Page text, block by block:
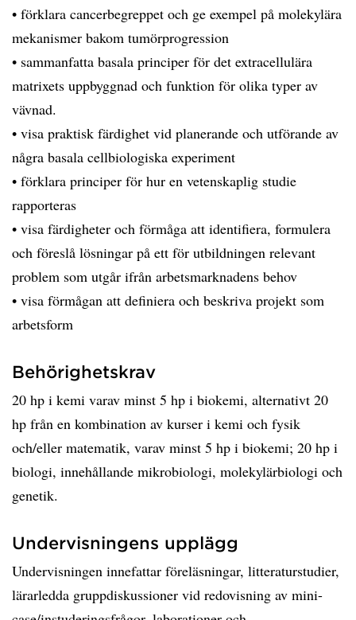
• förklara cancerbegreppet och ge exempel på molekylära
mekanismer bakom tumörprogression
• sammanfatta basala principer för det extracellulära
matrixets uppbyggnad och funktion för olika typer av
vävnad.
• visa praktisk färdighet vid planerande och utförande av
några basala cellbiologiska experiment
• förklara principer för hur en vetenskaplig studie
rapporteras
• visa färdigheter och förmåga att identifiera, formulera
och föreslå lösningar på ett för utbildningen relevant
problem som utgår ifrån arbetsmarknadens behov
• visa förmågan att definiera och beskriva projekt som
arbetsform
Behörighetskrav
20 hp i kemi varav minst 5 hp i biokemi, alternativt 20
hp från en kombination av kurser i kemi och fysik
och/eller matematik, varav minst 5 hp i biokemi; 20 hp i
biologi, innehållande mikrobiologi, molekylärbiologi och
genetik.
Undervisningens upplägg
Undervisningen innefattar föreläsningar, litteraturstudier,
lärarledda gruppdiskussioner vid redovisning av mini-